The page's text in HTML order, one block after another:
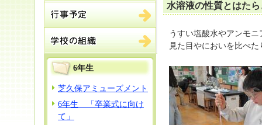
6年生
芝久保アミューズメント
6年生 「卒業式に向け
て」
水溶液の性質とはたら
うすい塩酸水やアンモ
見た目やにおいを比べ